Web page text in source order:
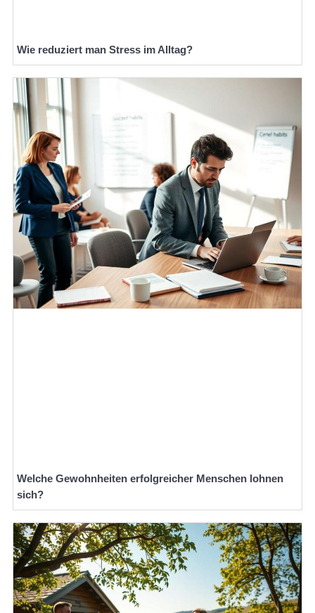
Wie reduziert man Stress im Alltag?
Welche Gewohnheiten erfolgreicher Menschen lohnen
sich?